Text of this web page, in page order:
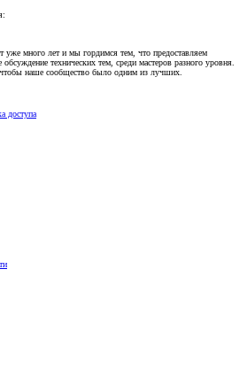
уже много лет и мы гордимся тем, что предоставляем
обсуждение технических тем, среди мастеров разного уровня.
наше сообщество было одним из лучших.
доступа